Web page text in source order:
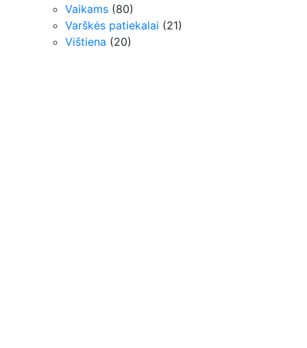
Vaikams (80)
Varškės patiekalai (21)
Vištiena (20)